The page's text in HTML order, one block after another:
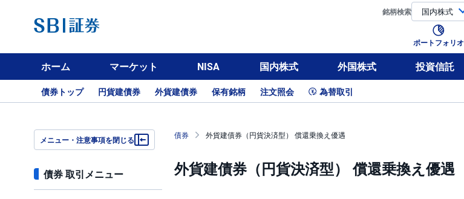
銘柄検索
ポートフォリオ
ホーム マーケット NISA 国内株式 外国株式 投資信託
債券トップ 円貨建債券 外貨建債券 保有銘柄 注文照会 為替取引
メニュー・注意事項を閉じる
債券 取引メニュー
債券 外貨建債券（円貨決済型） 償還乗換え優遇
外貨建債券（円貨決済型） 償還乗換え優遇